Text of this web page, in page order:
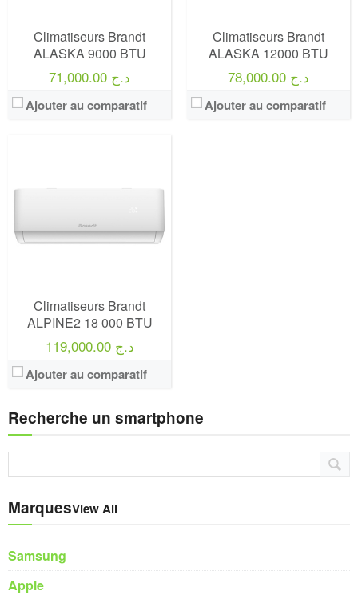
Climatiseurs Brandt
ALASKA 9000 BTU
71,000.00 د.ج
Ajouter au comparatif
Climatiseurs Brandt
ALASKA 12000 BTU
78,000.00 د.ج
Ajouter au comparatif
Climatiseurs Brandt
ALPINE2 18 000 BTU
119,000.00 د.ج
Ajouter au comparatif
Recherche un smartphone
MarquesView All
Samsung
Apple